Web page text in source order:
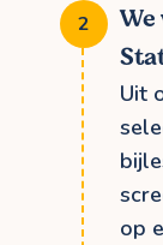
Uit
op